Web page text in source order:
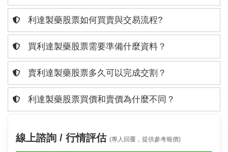
利達製藥股票如何買賣與交易流程?
買利達製藥股票需要準備什麼資料？
賣利達製藥股票多久可以完成交割？
利達製藥股票買價和賣價為什麼不同？
線上諮詢 / 行情評估 (專人回覆，提供參考報價)